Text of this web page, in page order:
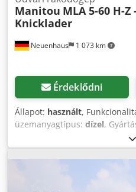
Neuenhaus 1 073 km
Manitou MLA 5-60 H-Z
Knicklader
Érdeklődni
Állapot: használt,
üzemanyagtípus: dízel,
,
teherbírás:2 190 kg, építési
mezőgazdasági rakodógép
Credovgiazopfx Ahtof